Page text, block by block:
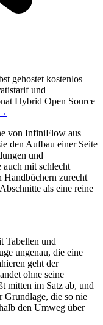
gehostet kostenlos
und
Hybrid Open Source
von InfiniFlow aus
den Aufbau einer Seite
und
mit schlecht
Handbüchern zurecht
als eine reine
Tabellen und
ungenau, die eine
geht der
ohne seine
mitten im Satz ab, und
Grundlage, die so nie
den Umweg über